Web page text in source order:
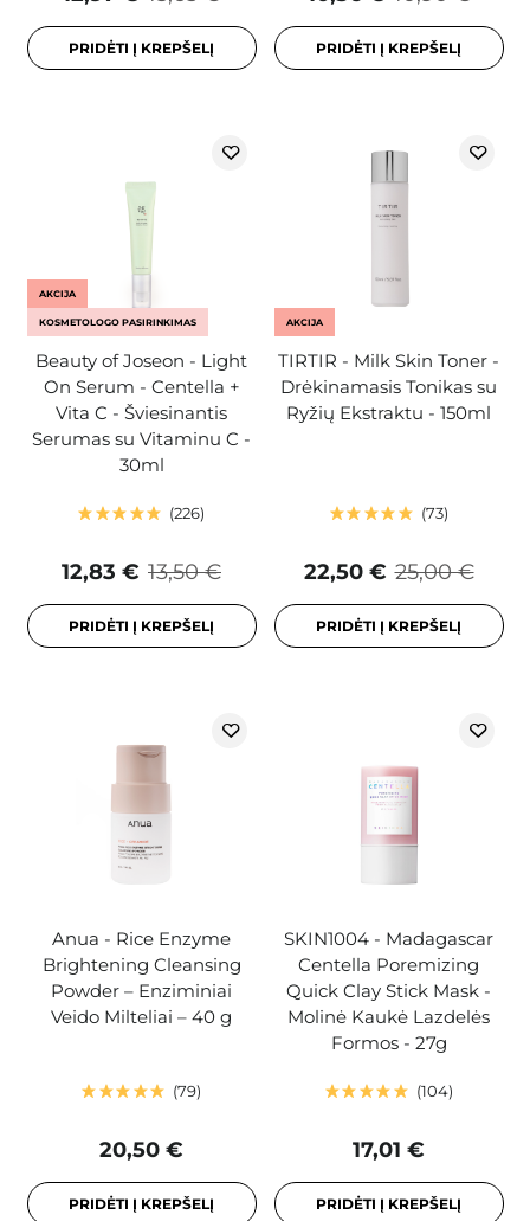
PRIDĖTI Į KREPŠELĮ PRIDĖTI Į KREPŠELĮ
AKCIJA
KOSMETOLOGO PASIRINKIMAS
Beauty of Joseon - Light
On Serum - Centella +
Vita C - Šviesinantis
Serumas su Vitaminu C -
30ml
226
13,50 €
12,83 €
PRIDĖTI Į KREPŠELĮ
AKCIJA
TIRTIR - Milk Skin Toner -
Drėkinamasis Tonikas su
Ryžių Ekstraktu - 150ml
73
25,00 €
22,50 €
PRIDĖTI Į KREPŠELĮ
Anua - Rice Enzyme
Brightening Cleansing
Powder – Enziminiai
Veido Milteliai – 40 g
79
20,50 €
PRIDĖTI Į KREPŠELĮ
SKIN1004 - Madagascar
Centella Poremizing
Quick Clay Stick Mask -
Molinė Kaukė Lazdelės
Formos - 27g
104
17,01 €
PRIDĖTI Į KREPŠELĮ